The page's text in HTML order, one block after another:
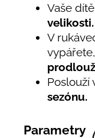
Vaše
velikosti.
V
Poslouží
sezónu.
Parametry